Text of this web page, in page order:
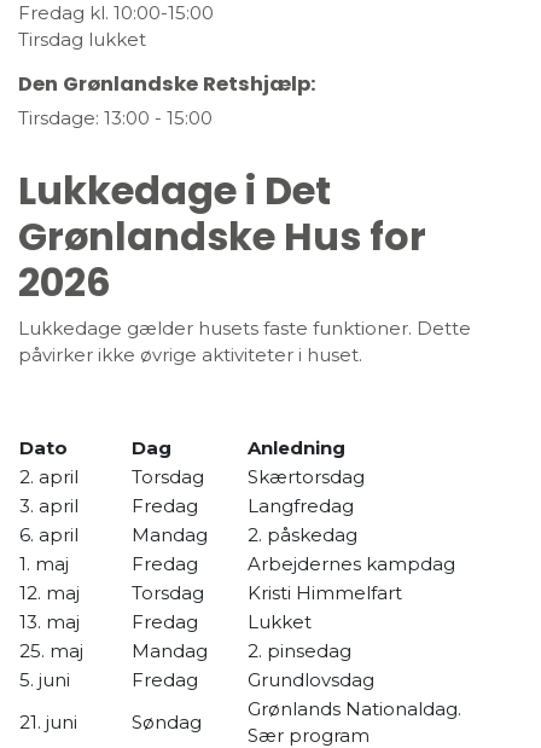
Fredag kl. 10:00-15:00
Tirsdag lukket
Den Grønlandske Retshjælp:
Tirsdage: 13:00 - 15:00
Lukkedage i Det
Grønlandske Hus for
2026
Lukkedage gælder husets faste funktioner. Dette
påvirker ikke øvrige aktiviteter i huset.
Dato Dag
Anledning
2. april
Torsdag
Skærtorsdag
3. april
Fredag
Langfredag
6. april
Mandag
2. påskedag
1. maj
Fredag
Arbejdernes kampdag
12. maj
Torsdag
Kristi Himmelfart
13. maj
Fredag
Lukket
25. maj
Mandag
2. pinsedag
5. juni
Fredag
Grundlovsdag
21. juni
Søndag
Grønlands Nationaldag.
Sær program